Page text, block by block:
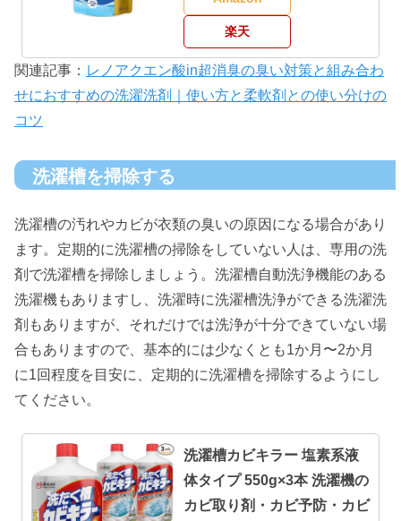
楽天
関連記事： レノアクエン酸in超消臭の臭い対策と組み合わ
せにおすすめの洗濯洗剤｜使い方と柔軟剤との使い分けの
コツ
洗濯槽を掃除する
洗濯槽の汚れやカビが衣類の臭いの原因になる場合があり
ます。定期的に洗濯槽の掃除をしていない人は、専用の洗
剤で洗濯槽を掃除しましょう。洗濯槽自動洗浄機能のある
洗濯機もありますし、洗濯時に洗濯槽洗浄ができる洗濯洗
剤もありますが、それだけでは洗浄が十分できていない場
合もありますので、基本的には少なくとも1か月〜2か月
に1回程度を目安に、定期的に洗濯槽を掃除するようにし
てください。
洗濯槽カビキラー 塩素系液
体タイプ 550g×3本 洗濯機の
カビ取り剤・カビ予防・カビ